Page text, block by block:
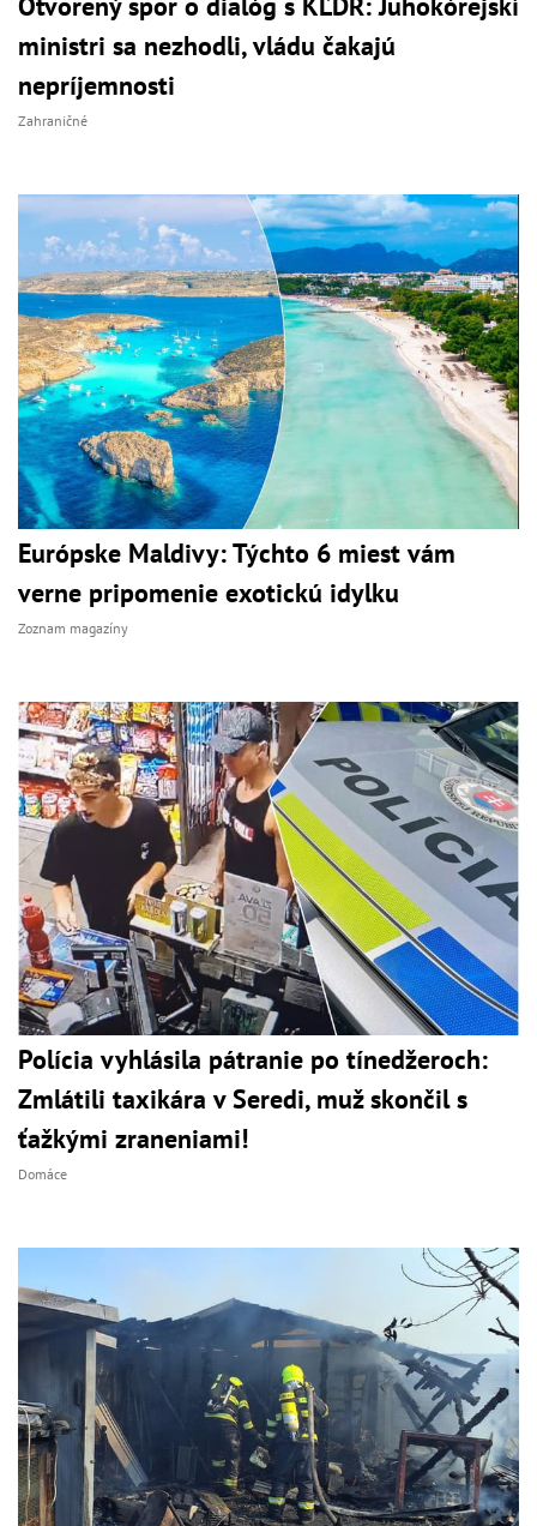
ministri sa nezhodli, vládu čakajú
nepríjemnosti
Zahraničné
Európske Maldivy: Týchto 6 miest vám
verne pripomenie exotickú idylku
Zoznam magazíny
Polícia vyhlásila pátranie po tínedžeroch:
Zmlátili taxikára v Seredi, muž skončil s
ťažkými zraneniami!
Domáce